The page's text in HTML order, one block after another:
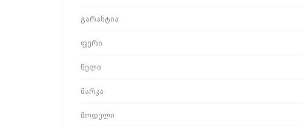
გარანტია
ფერი
წელი
მარკა
მოდელი